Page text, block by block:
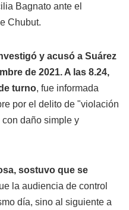
Bagnato ante el
Chubut.
y acusó a Suárez
de 2021. A las 8.24,
turno, fue informada
por el delito de "violación
daño simple y
sostuvo que se
la audiencia de control
día, sino al siguiente a